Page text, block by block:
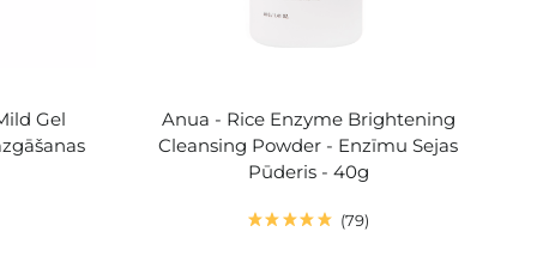
Gel
Anua - Rice Enzyme Brightening
Cleansing Powder - Enzīmu Sejas
Pūderis - 40g
79